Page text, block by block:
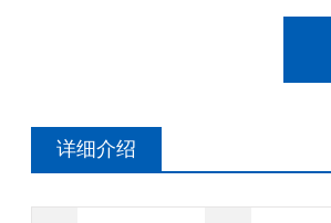
详细介绍